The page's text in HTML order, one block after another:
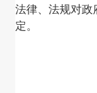
法律、法规对政
定。